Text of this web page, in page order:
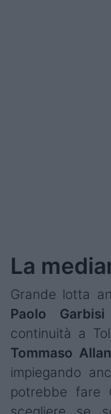
La
Grande lotta
Paolo
Garbisi
continuità a
Tommaso Allan
impiegando
potrebbe fare